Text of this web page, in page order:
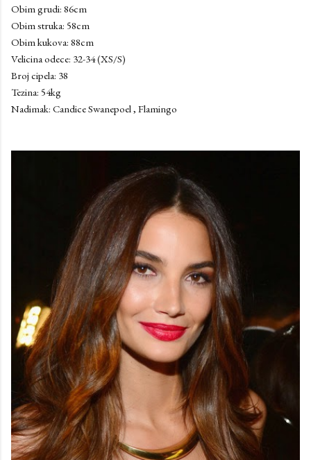
Obim grudi: 86cm
Obim struka: 58cm
Obim kukova: 88cm
Velicina odece: 32-34 (XS/S)
Broj cipela: 38
Tezina: 54kg
Nadimak: Candice Swanepoel , Flamingo